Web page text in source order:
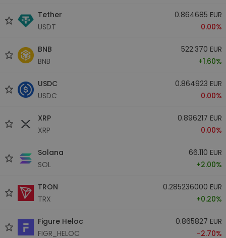
Tether
USDT
0.864685 EUR
0.00%
BNB
BNB
522.370 EUR
+1.60%
USDC
USDC
0.864923 EUR
0.00%
XRP
XRP
0.896217 EUR
0.00%
Solana
SOL
66.110 EUR
+2.00%
TRON
TRX
0.285236000 EUR
+0.20%
Figure Heloc
FIGR_HELOC
0.865827 EUR
-2.70%